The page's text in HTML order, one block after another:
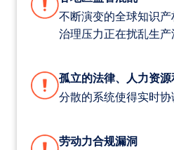
不断演变的全球知识
治理压力正在扰乱生
孤立的法律、人力资
分散的系统使得实时
劳动力合规漏洞